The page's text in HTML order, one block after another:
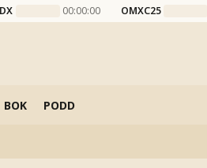
00:00:00 OMXC25
BOK PODD